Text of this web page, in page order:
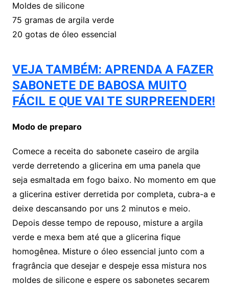
Moldes de silicone
75 gramas de argila verde
20 gotas de óleo essencial
VEJA TAMBÉM: APRENDA A FAZER
SABONETE DE BABOSA MUITO
FÁCIL E QUE VAI TE SURPREENDER!
Modo de preparo
Comece a receita do sabonete caseiro de argila
verde derretendo a glicerina em uma panela que
seja esmaltada em fogo baixo. No momento em que
a glicerina estiver derretida por completa, cubra-a e
deixe descansando por uns 2 minutos e meio.
Depois desse tempo de repouso, misture a argila
verde e mexa bem até que a glicerina fique
homogênea. Misture o óleo essencial junto com a
fragrância que desejar e despeje essa mistura nos
moldes de silicone e espere os sabonetes secarem